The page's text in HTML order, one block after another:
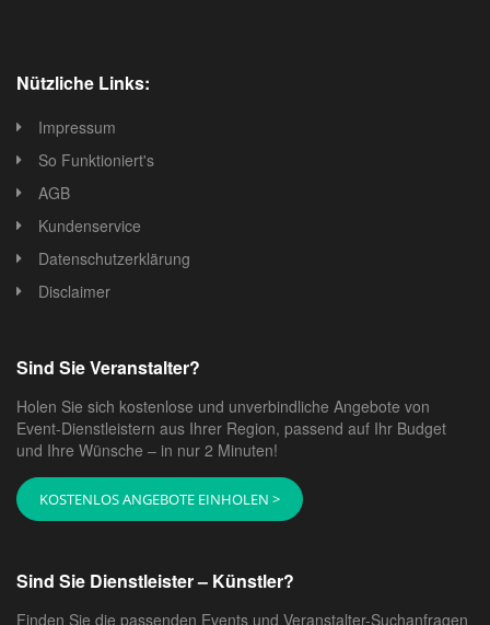
Nützliche Links:
Impressum
So Funktioniert's
AGB
Kundenservice
Datenschutzerklärung
Disclaimer
Sind Sie Veranstalter?
Holen Sie sich kostenlose und unverbindliche Angebote von
Event-Dienstleistern aus Ihrer Region, passend auf Ihr Budget
und Ihre Wünsche – in nur 2 Minuten!
KOSTENLOS ANGEBOTE EINHOLEN >
Sind Sie Dienstleister – Künstler?
Finden Sie die passenden Events und Veranstalter-Suchanfragen